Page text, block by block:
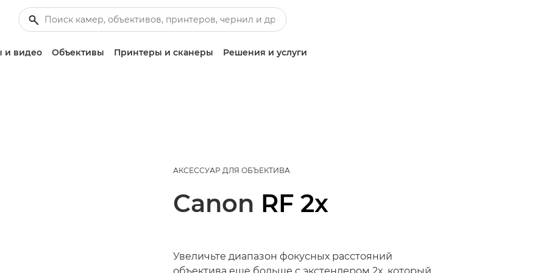
и видео Объективы Принтеры и сканеры Решения и услуги
АКСЕССУАР ДЛЯ ОБЪЕКТИВА
Canon RF 2x
Увеличьте диапазон фокусных расстояний
объектива еще больше с экстендером 2x, который